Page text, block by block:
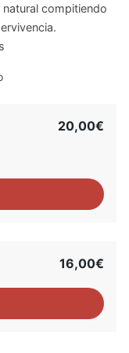
compitiendo
20,00€
16,00€